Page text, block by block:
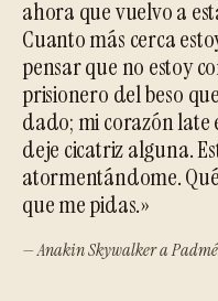
ahora que vuelvo a
Cuanto más cerca
pensar que no estoy
prisionero del beso
dado; mi corazón late
deje cicatriz alguna.
atormentándome.
que me pidas.»
— Anakin Skywalker a Padmé